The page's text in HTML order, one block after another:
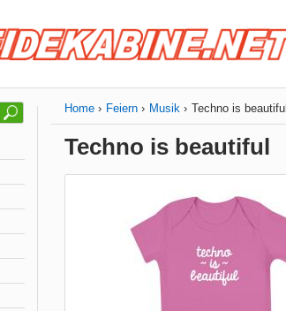
Home Feiern Musik Techno is beautiful
Techno is beautiful